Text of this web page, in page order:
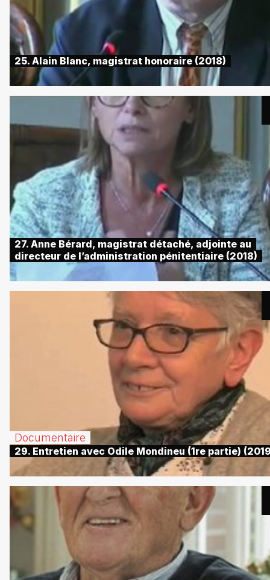
25. Alain Blanc, magistrat honoraire (2018)
27. Anne Bérard, magistrat détaché, adjointe au
directeur de l’administration pénitentiaire (2018)
Documentaire
29. Entretien avec Odile Mondineu (1re partie)